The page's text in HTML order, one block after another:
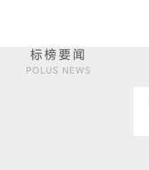
标榜要闻
POLUS NEWS